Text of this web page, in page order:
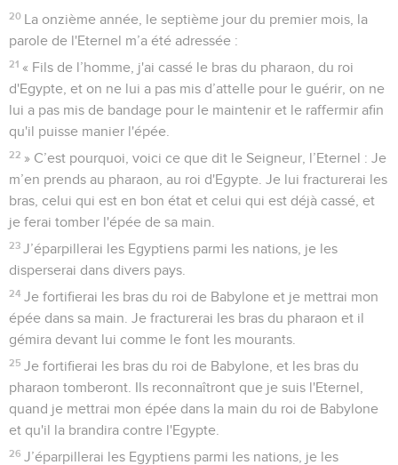
20 La onzième année, le septième jour du premier mois, la
parole de l'Eternel m’a été adressée :
21 « Fils de l’homme, j'ai cassé le bras du pharaon, du roi
d'Egypte, et on ne lui a pas mis d’attelle pour le guérir, on ne
lui a pas mis de bandage pour le maintenir et le raffermir afin
qu'il puisse manier l'épée.
22 » C’est pourquoi, voici ce que dit le Seigneur, l’Eternel : Je
m’en prends au pharaon, au roi d'Egypte. Je lui fracturerai les
bras, celui qui est en bon état et celui qui est déjà cassé, et
je ferai tomber l'épée de sa main.
23 J’éparpillerai les Egyptiens parmi les nations, je les
disperserai dans divers pays.
24 Je fortifierai les bras du roi de Babylone et je mettrai mon
épée dans sa main. Je fracturerai les bras du pharaon et il
gémira devant lui comme le font les mourants.
25 Je fortifierai les bras du roi de Babylone, et les bras du
pharaon tomberont. Ils reconnaîtront que je suis l'Eternel,
quand je mettrai mon épée dans la main du roi de Babylone
et qu'il la brandira contre l'Egypte.
26 J’éparpillerai les Egyptiens parmi les nations, je les